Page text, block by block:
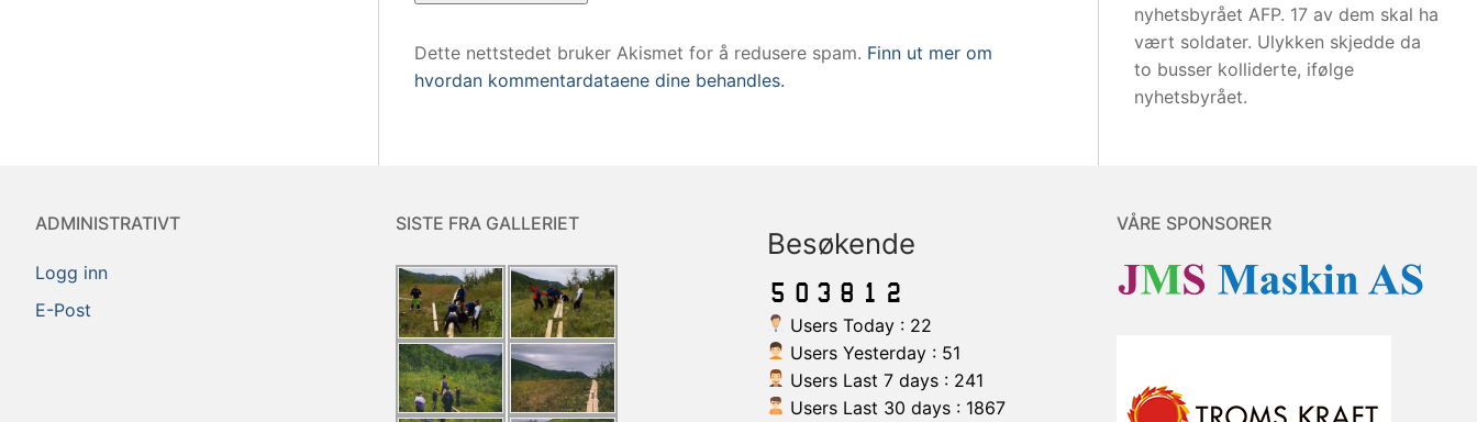
Dette nettstedet bruker Akismet for å redusere spam. Finn ut mer om
hvordan kommentardataene dine behandles.
nyhetsbyrået AFP. 17 av dem skal ha
vært soldater. Ulykken skjedde da
to busser kolliderte, ifølge
nyhetsbyrået.
ADMINISTRATIVT
Logg inn
E-Post
SISTE FRA GALLERIET
Besøkende
Users Today : 22
Users Yesterday : 51
Users Last 7 days : 241
Users Last 30 days : 1867
VÅRE SPONSORER